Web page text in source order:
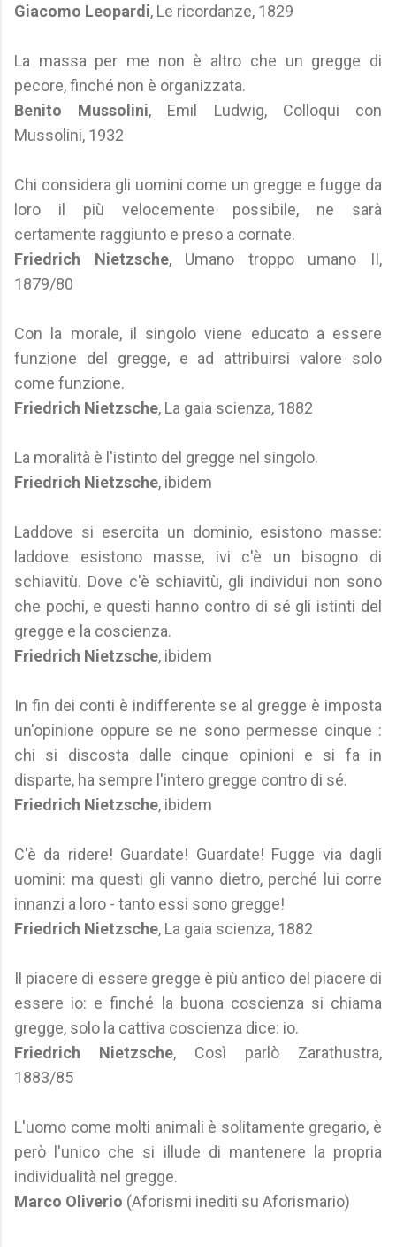
Giacomo Leopardi, Le ricordanze, 1829
La massa per me non è altro che un gregge di
pecore, finché non è organizzata.
Benito Mussolini, Emil Ludwig, Colloqui con
Mussolini, 1932
Chi considera gli uomini come un gregge e fugge da
loro il più velocemente possibile, ne sarà
certamente raggiunto e preso a cornate.
Friedrich Nietzsche, Umano troppo umano II,
1879/80
Con la morale, il singolo viene educato a essere
funzione del gregge, e ad attribuirsi valore solo
come funzione.
Friedrich Nietzsche, La gaia scienza, 1882
La moralità è l'istinto del gregge nel singolo.
Friedrich Nietzsche, ibidem
Laddove si esercita un dominio, esistono masse:
laddove esistono masse, ivi c'è un bisogno di
schiavitù. Dove c'è schiavitù, gli individui non sono
che pochi, e questi hanno contro di sé gli istinti del
gregge e la coscienza.
Friedrich Nietzsche, ibidem
In fin dei conti è indifferente se al gregge è imposta
un'opinione oppure se ne sono permesse cinque :
chi si discosta dalle cinque opinioni e si fa in
disparte, ha sempre l'intero gregge contro di sé.
Friedrich Nietzsche, ibidem
C'è da ridere! Guardate! Guardate! Fugge via dagli
uomini: ma questi gli vanno dietro, perché lui corre
innanzi a loro - tanto essi sono gregge!
Friedrich Nietzsche, La gaia scienza, 1882
Il piacere di essere gregge è più antico del piacere di
essere io: e finché la buona coscienza si chiama
gregge, solo la cattiva coscienza dice: io.
Friedrich Nietzsche, Così parlò Zarathustra,
1883/85
L'uomo come molti animali è solitamente gregario, è
però l'unico che si illude di mantenere la propria
individualità nel gregge.
Marco Oliverio (Aforismi inediti su Aforismario)